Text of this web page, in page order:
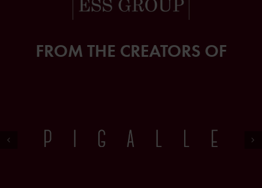
FROM THE CREATORS OF